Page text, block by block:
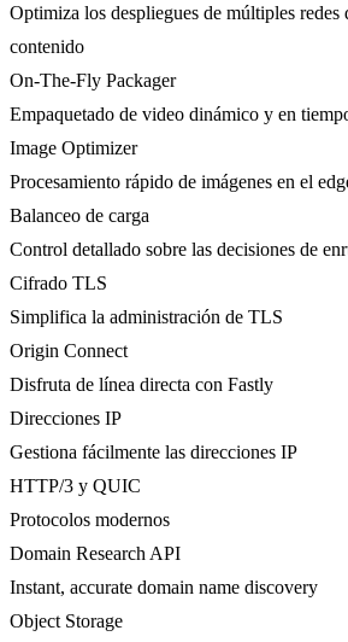
Optimiza los despliegues de múltiples redes
contenido
On-The-Fly Packager
Empaquetado de video dinámico y en
Image Optimizer
Procesamiento rápido de imágenes en el
Balanceo de carga
Control detallado sobre las decisiones de
Cifrado TLS
Simplifica la administración de TLS
Origin Connect
Disfruta de línea directa con Fastly
Direcciones IP
Gestiona fácilmente las direcciones IP
HTTP/3 y QUIC
Protocolos modernos
Domain Research API
Instant, accurate domain name discovery
Object Storage